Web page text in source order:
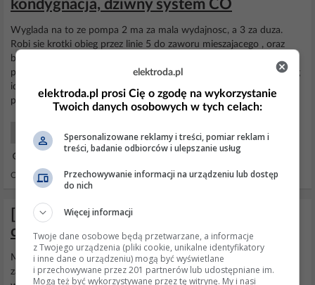
kondygnacja, dziwny system CO
Wyglada na to ze pompa 2 ma za mala wydajnosc, a 3 za duza.
Robi sie krotki obieg przez linie 5 do zaworu mieszajacego , oraz
bezposrednio z pompy 2 do pompy 3 przez zawor mieszajacy. W
praktyce to wychodzi tak ze gdy pracuja dwie pompy 2 i 3 to obieg
idzie pol na pompe 3 do
podlogowki
, oraz krotki obieg przez linie5 i
pewnie najblizszy na niej grzejnik,...
Systemy Grzewcze Użytkowy
Odpowiedzi: 19 Wyświetleń: 11883
[Inne] schemat podłączenia ogrzewania
centralnego z podlogowka
Może nie dla wszystkich moja wypowiedź jest zrozumiała co do
zapowietrzania instalacji grzewczej... Od miejscowego zagotowania
elektroda.pl
elektroda.pl prosi Cię o zgodę na wykorzystanie
Twoich danych osobowych w tych celach:
Spersonalizowane reklamy i treści, pomiar reklam i
treści, badanie odbiorców i ulepszanie usług
Przechowywanie informacji na urządzeniu lub dostęp
do nich
Więcej informacji
Twoje dane osobowe będą przetwarzane, a informacje
z Twojego urządzenia (pliki cookie, unikalne identyfikatory
i inne dane o urządzeniu) mogą być wyświetlane
i przechowywane przez 201 partnerów lub udostępniane im.
Mogą też być wykorzystywane przez tę witrynę. My i nasi